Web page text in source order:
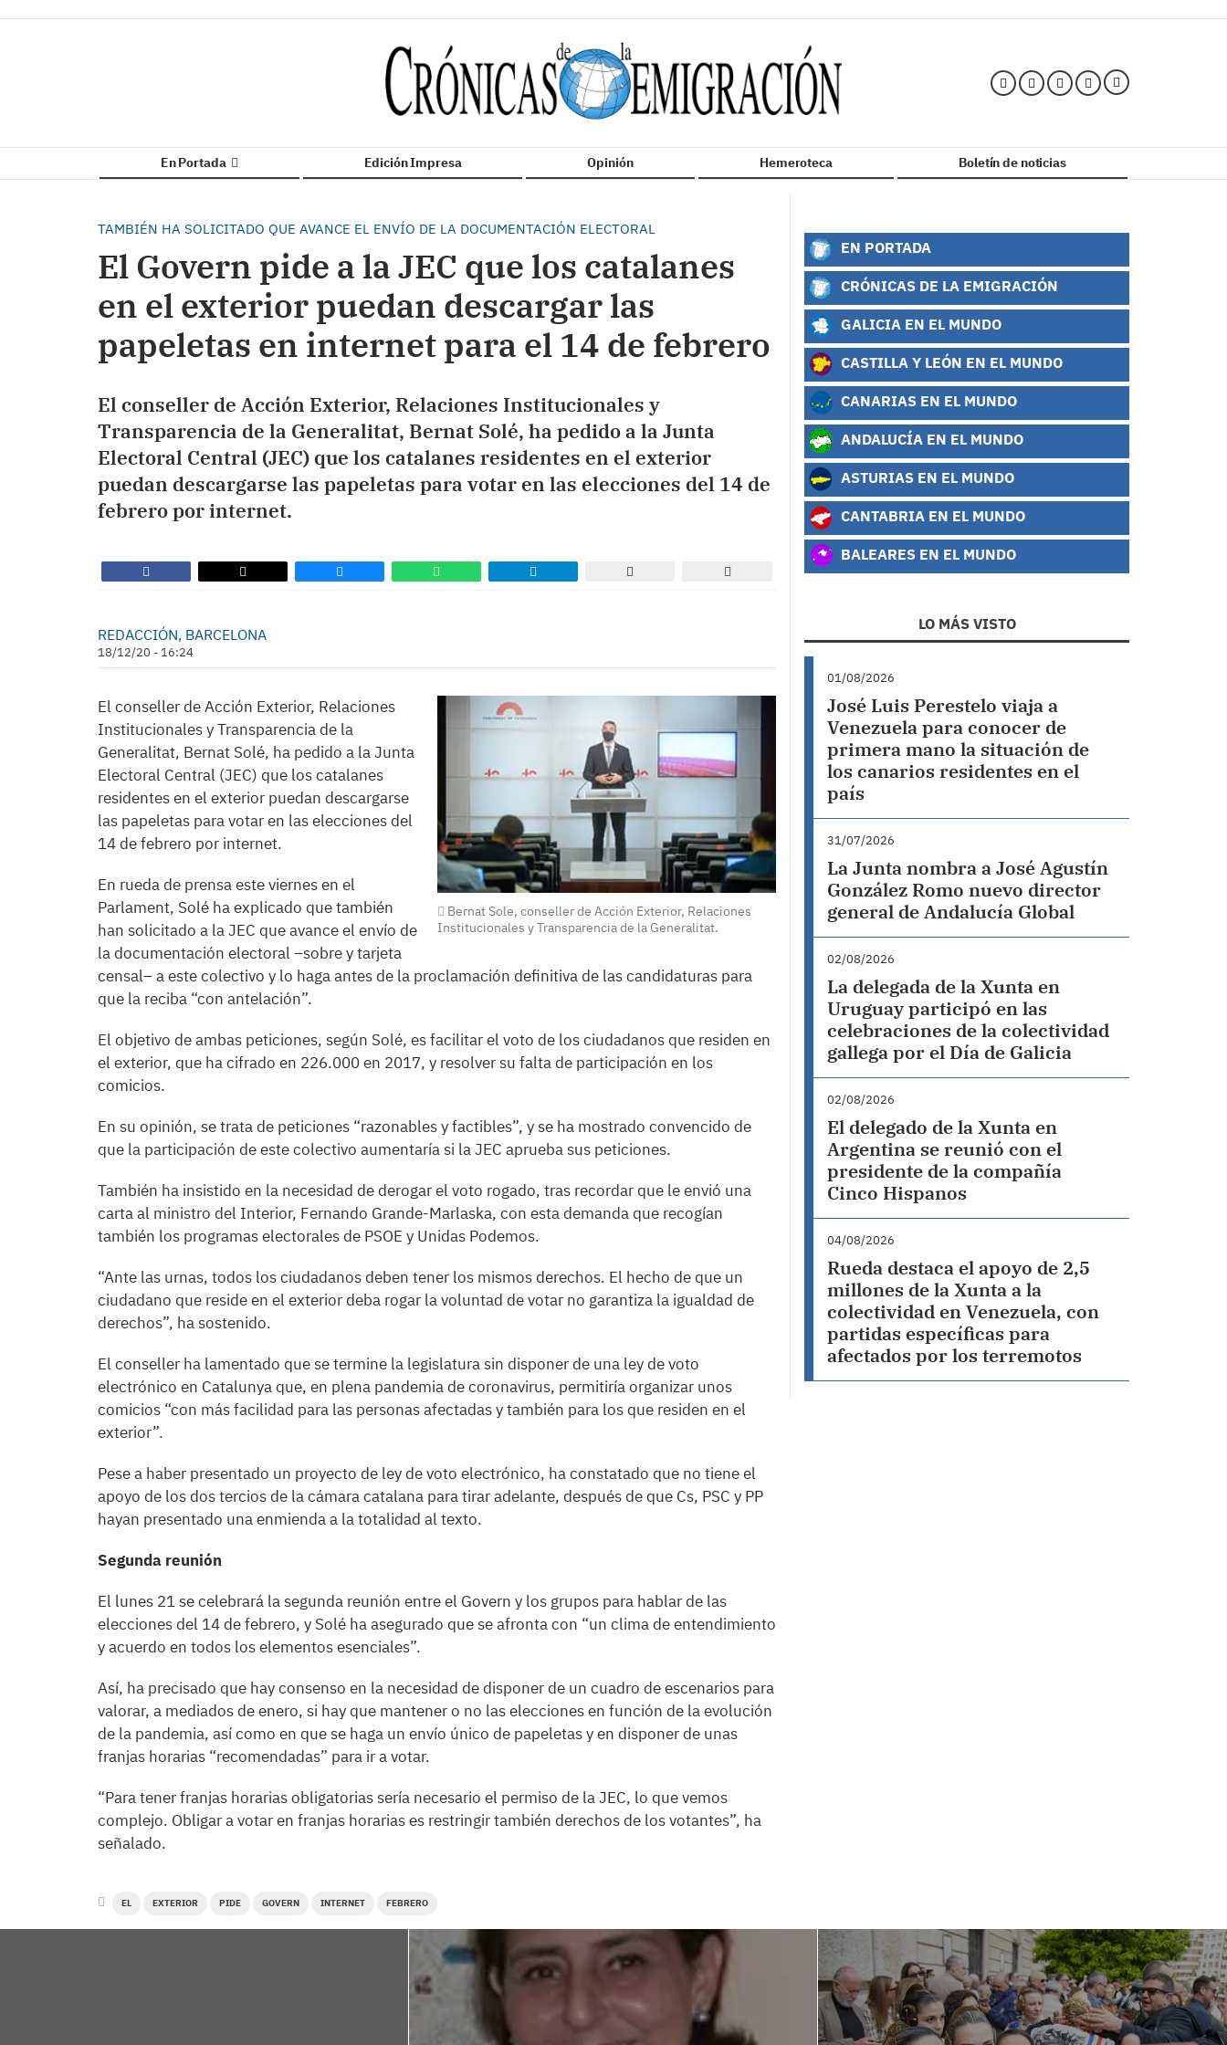
En Portada Edición Impresa Opinión Hemeroteca Boletín de noticias
TAMBIÉN HA SOLICITADO QUE AVANCE EL ENVÍO DE LA DOCUMENTACIÓN ELECTORAL
El Govern pide a la JEC que los catalanes
en el exterior puedan descargar las
papeletas en internet para el 14 de febrero
El conseller de Acción Exterior, Relaciones Institucionales y
Transparencia de la Generalitat, Bernat Solé, ha pedido a la Junta
Electoral Central (JEC) que los catalanes residentes en el exterior
puedan descargarse las papeletas para votar en las elecciones del 14 de
febrero por internet.
REDACCIÓN, BARCELONA
18/12/20 - 16:24
Bernat Sole, conseller de Acción Exterior, Relaciones
Institucionales y Transparencia de la Generalitat.
El conseller de Acción Exterior, Relaciones
Institucionales y Transparencia de la
Generalitat, Bernat Solé, ha pedido a la Junta
Electoral Central (JEC) que los catalanes
residentes en el exterior puedan descargarse
las papeletas para votar en las elecciones del
14 de febrero por internet.
En rueda de prensa este viernes en el
Parlament, Solé ha explicado que también
han solicitado a la JEC que avance el envío de
la documentación electoral –sobre y tarjeta
censal– a este colectivo y lo haga antes de la proclamación definitiva de las candidaturas para
que la reciba “con antelación”.
El objetivo de ambas peticiones, según Solé, es facilitar el voto de los ciudadanos que residen en
el exterior, que ha cifrado en 226.000 en 2017, y resolver su falta de participación en los
comicios.
En su opinión, se trata de peticiones “razonables y factibles”, y se ha mostrado convencido de
que la participación de este colectivo aumentaría si la JEC aprueba sus peticiones.
También ha insistido en la necesidad de derogar el voto rogado, tras recordar que le envió una
carta al ministro del Interior, Fernando Grande-Marlaska, con esta demanda que recogían
también los programas electorales de PSOE y Unidas Podemos.
“Ante las urnas, todos los ciudadanos deben tener los mismos derechos. El hecho de que un
ciudadano que reside en el exterior deba rogar la voluntad de votar no garantiza la igualdad de
derechos”, ha sostenido.
El conseller ha lamentado que se termine la legislatura sin disponer de una ley de voto
electrónico en Catalunya que, en plena pandemia de coronavirus, permitiría organizar unos
comicios “con más facilidad para las personas afectadas y también para los que residen en el
exterior”.
Pese a haber presentado un proyecto de ley de voto electrónico, ha constatado que no tiene el
apoyo de los dos tercios de la cámara catalana para tirar adelante, después de que Cs, PSC y PP
hayan presentado una enmienda a la totalidad al texto.
Segunda reunión
El lunes 21 se celebrará la segunda reunión entre el Govern y los grupos para hablar de las
elecciones del 14 de febrero, y Solé ha asegurado que se afronta con “un clima de entendimiento
y acuerdo en todos los elementos esenciales”.
Así, ha precisado que hay consenso en la necesidad de disponer de un cuadro de escenarios para
valorar, a mediados de enero, si hay que mantener o no las elecciones en función de la evolución
de la pandemia, así como en que se haga un envío único de papeletas y en disponer de unas
franjas horarias “recomendadas” para ir a votar.
“Para tener franjas horarias obligatorias sería necesario el permiso de la JEC, lo que vemos
complejo. Obligar a votar en franjas horarias es restringir también derechos de los votantes”, ha
señalado.
EL EXTERIOR PIDE GOVERN INTERNET FEBRERO
EN PORTADA
CRÓNICAS DE LA EMIGRACIÓN
GALICIA EN EL MUNDO
CASTILLA Y LEÓN EN EL MUNDO
CANARIAS EN EL MUNDO
ANDALUCÍA EN EL MUNDO
ASTURIAS EN EL MUNDO
CANTABRIA EN EL MUNDO
BALEARES EN EL MUNDO
LO MÁS VISTO
01/08/2026
José Luis Perestelo viaja a
Venezuela para conocer de
primera mano la situación de
los canarios residentes en el
país
31/07/2026
La Junta nombra a José Agustín
González Romo nuevo director
general de Andalucía Global
02/08/2026
La delegada de la Xunta en
Uruguay participó en las
celebraciones de la colectividad
gallega por el Día de Galicia
02/08/2026
El delegado de la Xunta en
Argentina se reunió con el
presidente de la compañía
Cinco Hispanos
04/08/2026
Rueda destaca el apoyo de 2,5
millones de la Xunta a la
colectividad en Venezuela, con
partidas específicas para
afectados por los terremotos